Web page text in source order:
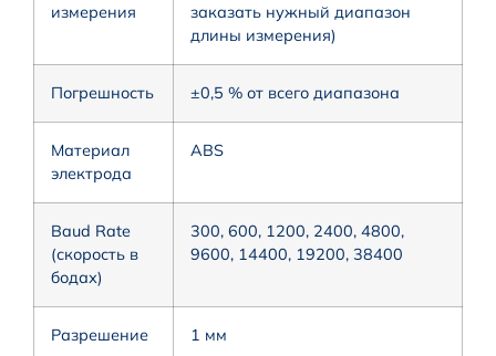
измерения
заказать нужный диапазон
длины измерения)
Погрешность ±0,5 % от всего диапазона
Материал
электрода
ABS
Baud Rate
(скорость в
бодах)
300, 600, 1200, 2400, 4800,
9600, 14400, 19200, 38400
Разрешение 1 мм